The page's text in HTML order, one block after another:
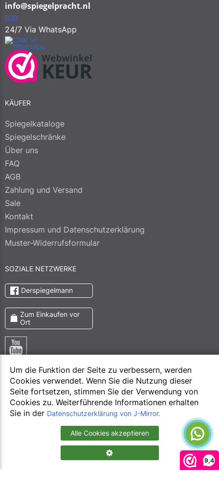
9,4
Um die Funktion der Seite zu verbessern, werden
Cookies verwendet. Wenn Sie die Nutzung dieser
Seite fortsetzen, stimmen Sie der Verwendung von
Cookies zu. Weiterführende Informationen erhalten
Sie in der Datenschutzerklärung von J-Mirror.
Alle Cookies akzeptieren
info@spiegelpracht.nl
B2B
24/7 Via WhatsApp
KÄUFER
Spiegelkataloge
Spiegelschränke
Über uns
FAQ
AGB
Zahlung und Versand
Sale
Kontakt
Impressum und Datenschutzerklärung
Muster-Widerrufsformular
SOZIALE NETZWERKE
Derspiegelmann
Zum Einkaufen vor
Ort
Pinterest
Meta